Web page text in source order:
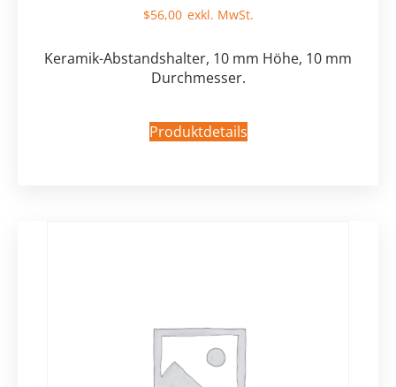
$56,00
Keramik-Abstandshalter, 10 mm Höhe, 10 mm
Durchmesser.
Produktdetails